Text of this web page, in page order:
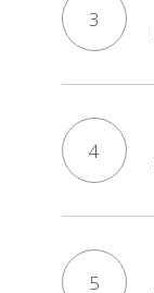
3
4
5